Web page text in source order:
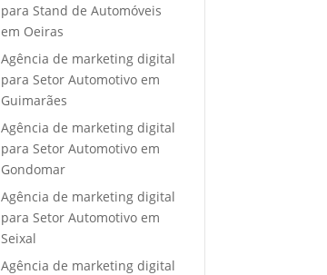
para Stand de Automóveis
em Oeiras
Agência de marketing digital
para Setor Automotivo em
Guimarães
Agência de marketing digital
para Setor Automotivo em
Gondomar
Agência de marketing digital
para Setor Automotivo em
Seixal
Agência de marketing digital